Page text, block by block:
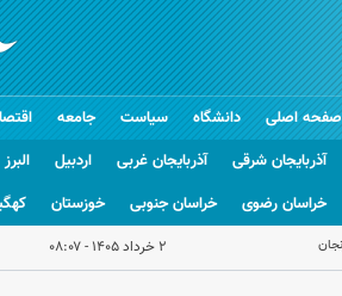
صفحه اصلی دانشگاه سیاست جامعه
آذربایجان شرقی
آذربایجان غربی اردبیل البرز
خراسان رضوی
خراسان جنوبی خوزستان
۲ خرداد ۱۴۰۵ - ۰۸:۰۷